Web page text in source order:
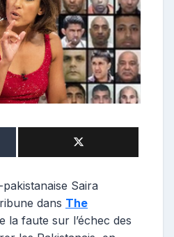
Saira
dans The
la faute sur l’échec des